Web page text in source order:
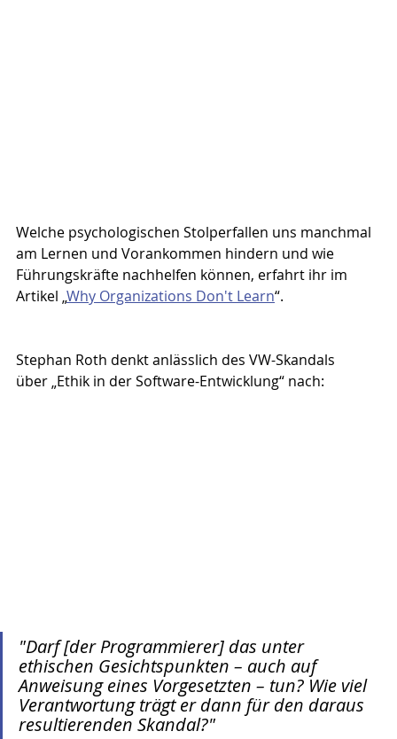
Welche psychologischen Stolperfallen uns manchmal
am Lernen und Vorankommen hindern und wie
Führungskräfte nachhelfen können, erfahrt ihr im
Artikel „Why Organizations Don't Learn“.
Stephan Roth denkt anlässlich des VW-Skandals
über „Ethik in der Software-Entwicklung“ nach:
"Darf [der Programmierer] das unter
ethischen Gesichtspunkten – auch auf
Anweisung eines Vorgesetzten – tun? Wie viel
Verantwortung trägt er dann für den daraus
resultierenden Skandal?"